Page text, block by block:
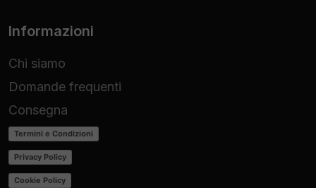
Informazioni
Chi siamo
Domande frequenti
Consegna
Termini e Condizioni
Privacy Policy
Cookie Policy